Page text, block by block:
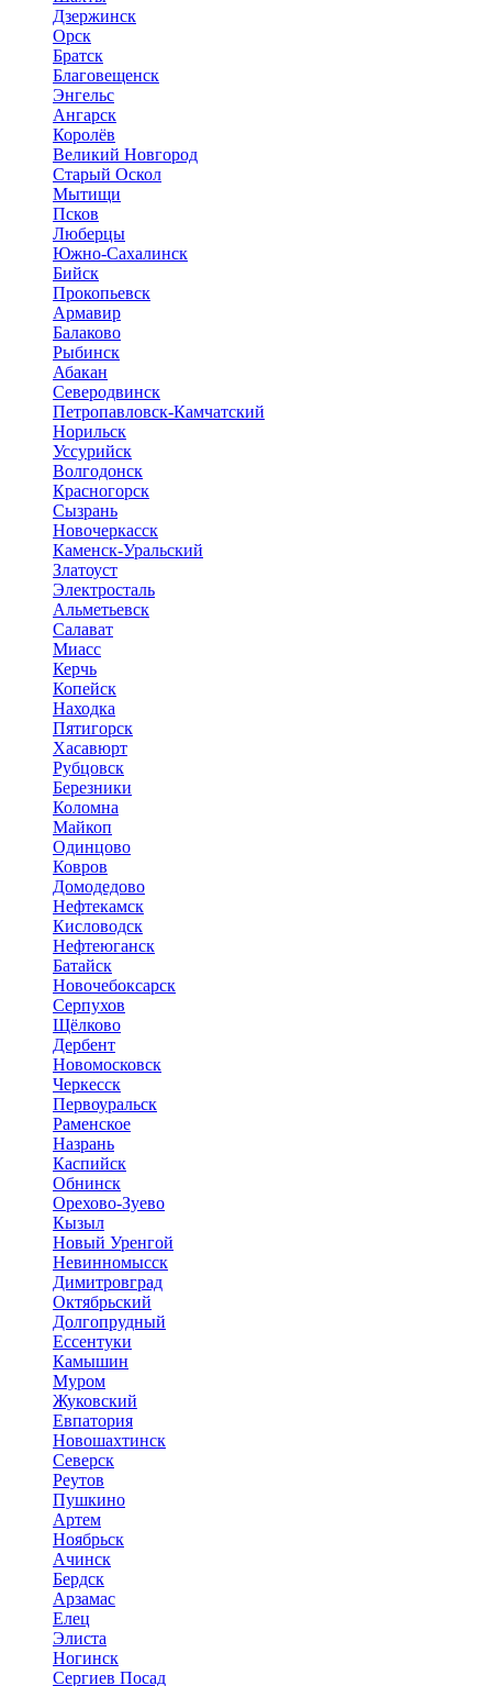
Дзержинск
Орск
Братск
Благовещенск
Энгельс
Ангарск
Королёв
Великий Новгород
Старый Оскол
Мытищи
Псков
Люберцы
Южно-Сахалинск
Бийск
Прокопьевск
Армавир
Балаково
Рыбинск
Абакан
Северодвинск
Петропавловск-Камчатский
Норильск
Уссурийск
Волгодонск
Красногорск
Сызрань
Новочеркасск
Каменск-Уральский
Златоуст
Электросталь
Альметьевск
Салават
Миасс
Керчь
Копейск
Находка
Пятигорск
Хасавюрт
Рубцовск
Березники
Коломна
Майкоп
Одинцово
Ковров
Домодедово
Нефтекамск
Кисловодск
Нефтеюганск
Батайск
Новочебоксарск
Серпухов
Щёлково
Дербент
Новомосковск
Черкесск
Первоуральск
Раменское
Назрань
Каспийск
Обнинск
Орехово-Зуево
Кызыл
Новый Уренгой
Невинномысск
Димитровград
Октябрьский
Долгопрудный
Ессентуки
Камышин
Муром
Жуковский
Евпатория
Новошахтинск
Северск
Реутов
Пушкино
Артем
Ноябрьск
Ачинск
Бердск
Арзамас
Елец
Элиста
Ногинск
Сергиев Посад